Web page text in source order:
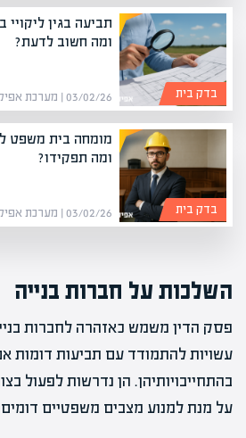
תביעה בגין ליקויי
ומה חשוב לדעת?
03/02/26 | מערכת אפיק בדק בית
מומחה בית משפט
ומה תפקידו?
03/02/26 | מערכת אפיק בדק בית
השלכות על חברות בנייה
פסק הדין משמש כאזהרה לחברות
עשויות להתמודד עם תביעות דומות
בהתחייבויותיהן. הן נדרשות לפעול
על מנת למנוע מצבים משפטיים